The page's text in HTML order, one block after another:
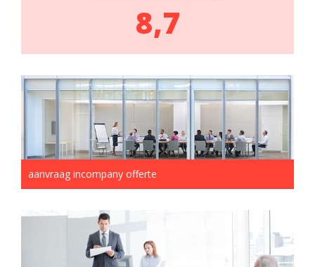
8,7
aanvraag incompany offerte